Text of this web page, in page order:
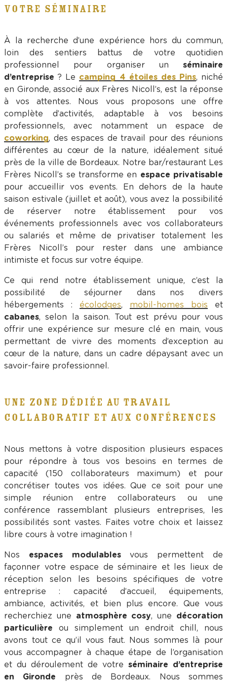
VOTRE SÉMINAIRE
À la recherche d’une expérience hors du commun,
loin des sentiers battus de votre quotidien
professionnel pour organiser un séminaire
d’entreprise ? Le camping 4 étoiles des Pins, niché
en Gironde, associé aux Frères Nicoll’s, est la réponse
à vos attentes. Nous vous proposons une offre
complète d’activités, adaptable à vos besoins
professionnels, avec notamment un espace de
coworking, des espaces de travail pour des réunions
différentes au cœur de la nature, idéalement situé
près de la ville de Bordeaux. Notre bar/restaurant Les
Frères Nicoll’s se transforme en espace privatisable
pour accueillir vos events. En dehors de la haute
saison estivale (juillet et août), vous avez la possibilité
de réserver notre établissement pour vos
événements professionnels avec vos collaborateurs
ou salariés et même de privatiser totalement les
Frères Nicoll’s pour rester dans une ambiance
intimiste et focus sur votre équipe.
Ce qui rend notre établissement unique, c’est la
possibilité de séjourner dans nos divers
hébergements : écolodges, mobil-homes bois et
cabanes, selon la saison. Tout est prévu pour vous
offrir une expérience sur mesure clé en main, vous
permettant de vivre des moments d’exception au
cœur de la nature, dans un cadre dépaysant avec un
savoir-faire professionnel.
UNE ZONE DÉDIÉE AU TRAVAIL
COLLABORATIF ET AUX CONFÉRENCES
Nous mettons à votre disposition plusieurs espaces
pour répondre à tous vos besoins en termes de
capacité (150 collaborateurs maximum) et pour
concrétiser toutes vos idées. Que ce soit pour une
simple réunion entre collaborateurs ou une
conférence rassemblant plusieurs entreprises, les
possibilités sont vastes. Faites votre choix et laissez
libre cours à votre imagination !
Nos espaces modulablesvous permettent de
façonner votre espace de séminaire et les lieux de
réception selon les besoins spécifiques de votre
entreprise : capacité d’accueil, équipements,
ambiance, activités, et bien plus encore. Que vous
recherchiez une atmosphère cosy, une décoration
particulière ou simplement un endroit chill, nous
avons tout ce qu’il vous faut. Nous sommes là pour
vous accompagner à chaque étape de l’organisation
et du déroulement de votre séminaire d’entreprise
en Gironde près de Bordeaux. Nous sommes